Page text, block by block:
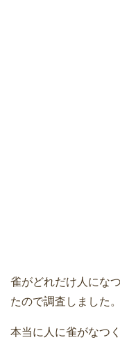
雀がどれだけ人にな
たので調査しました。
本当に人に雀がなつ